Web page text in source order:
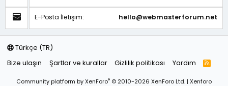
E-Posta İletişim: hello@webmasterforum.net
Türkçe (TR)
Bize ulaşın
Şartlar ve kurallar Gizlilik politikası Yardım
R
S
Community platform by XenForo® © 2010-2026 XenForo Ltd. | Xenforo